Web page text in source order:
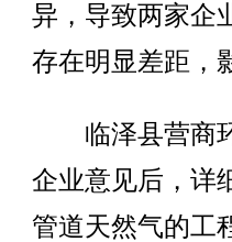
异，导致两家企
存在明显差距，
临泽县营商环
企业意见后，详
管道天然气的工